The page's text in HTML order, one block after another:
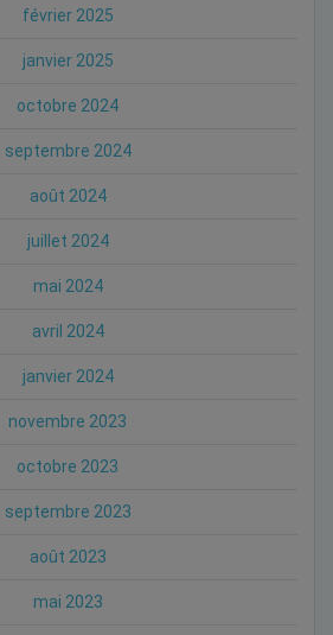
février 2025
janvier 2025
octobre 2024
septembre 2024
août 2024
juillet 2024
mai 2024
avril 2024
janvier 2024
novembre 2023
octobre 2023
septembre 2023
août 2023
mai 2023